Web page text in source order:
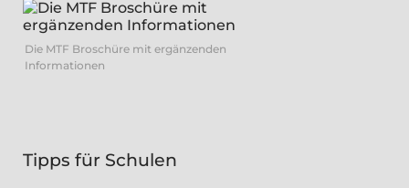
Die MTF Broschüre mit ergänzenden
Informationen
Tipps für Schulen